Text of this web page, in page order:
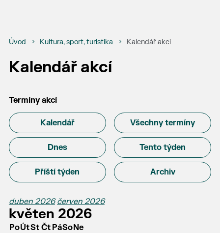
Úvod Kultura, sport, turistika Kalendář akcí
Kalendář akcí
Termíny akcí
Kalendář Všechny termíny
Dnes Tento týden
Příští týden Archiv
duben 2026 červen 2026
květen 2026
PoÚtSt Čt PáSoNe